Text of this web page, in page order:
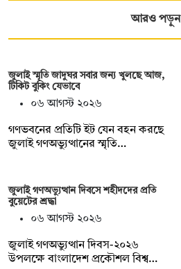
আরও পড়ুন
জুলাই স্মৃতি জাদুঘর সবার জন্য খুলছে আজ,
টিকিট বুকিং যেভাবে
০৬ আগস্ট ২০২৬
গণভবনের প্রতিটি ইট যেন বহন করছে
জুলাই গণঅভ্যুত্থানের স্মৃতি…
জুলাই গণঅভ্যুত্থান দিবসে শহীদদের প্রতি
বুয়েটের শ্রদ্ধা
০৬ আগস্ট ২০২৬
জুলাই গণঅভ্যুত্থান দিবস-২০২৬
উপলক্ষে বাংলাদেশ প্রকৌশল বিশ্ব…